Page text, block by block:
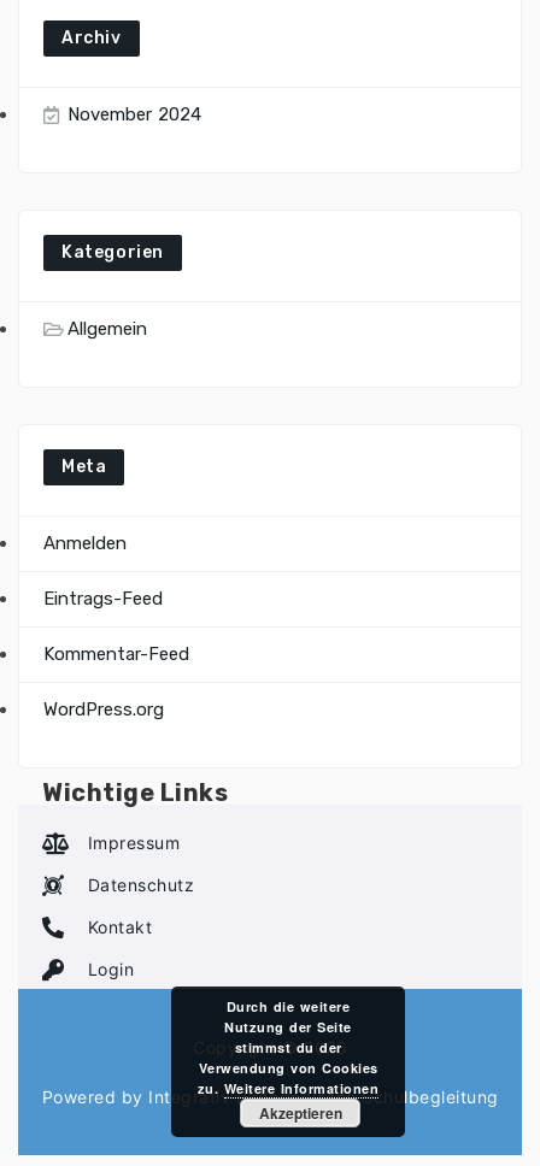
Archiv
November 2024
Kategorien
Allgemein
Meta
Anmelden
Eintrags-Feed
Kommentar-Feed
WordPress.org
Wichtige Links
Impressum
Datenschutz
Kontakt
Login
Copyright © 2026
Powered by Integrativ Pädagogische Schulbegleitung
Durch die weitere
Nutzung der Seite
stimmst du der
Verwendung von Cookies
zu. Weitere Informationen
Akzeptieren